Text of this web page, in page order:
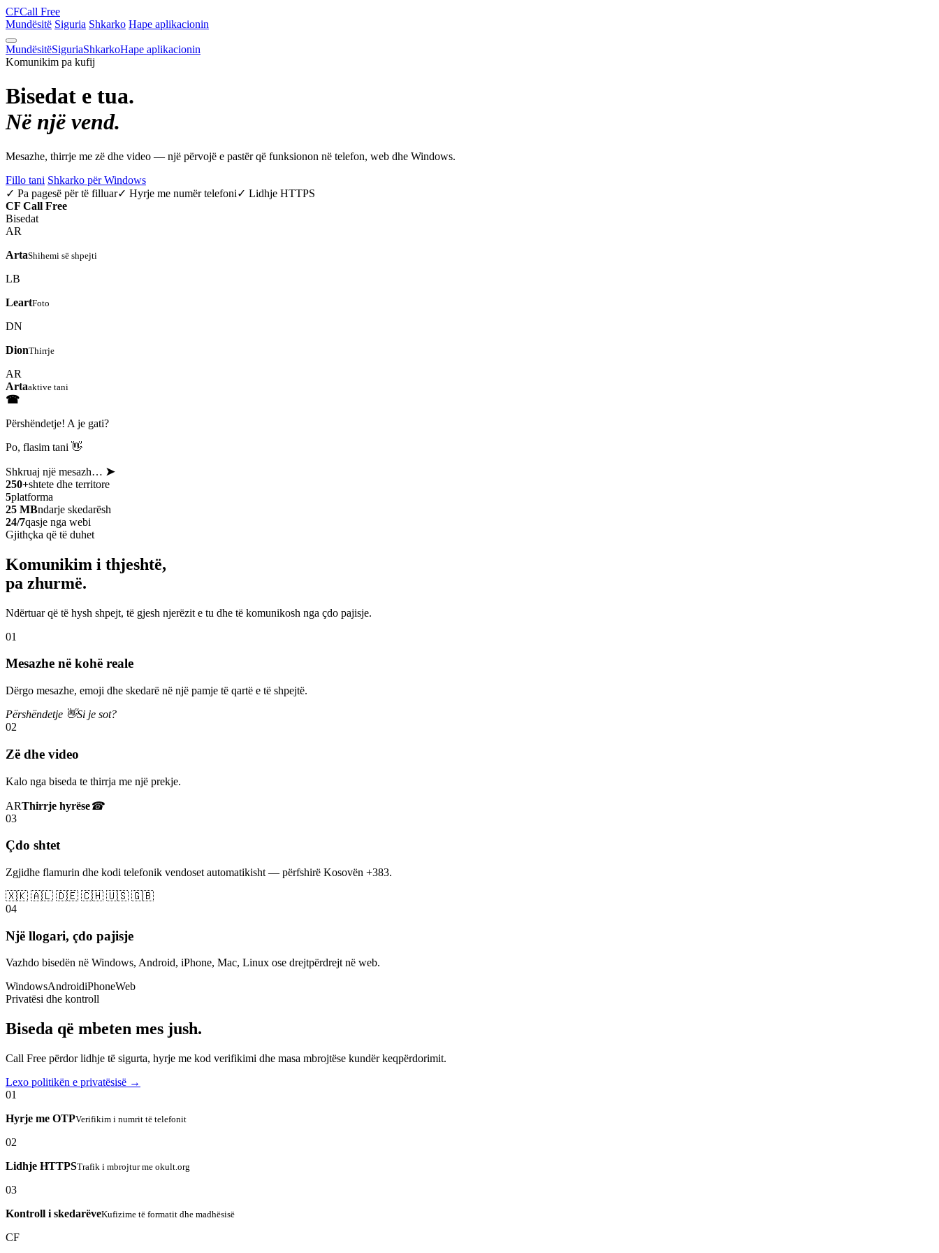
CFCall Free
Mundësitë Siguria Shkarko Hape aplikacionin
MundësitëSiguriaShkarkoHape aplikacionin
Komunikim pa kufij
Bisedat e tua.
Në një vend.
Mesazhe, thirrje me zë dhe video — një përvojë e pastër që funksionon në telefon, web dhe Windows.
Fillo tani Shkarko për Windows
✓ Pa pagesë për të filluar✓ Hyrje me numër telefoni✓ Lidhje HTTPS
CF Call Free
Bisedat
AR
ArtaShihemi së shpejti
LB
LeartFoto
DN
DionThirrje
AR
Artaaktive tani
☎
Përshëndetje! A je gati?
Po, flasim tani 👋
Shkruaj një mesazh… ➤
250+shtete dhe territore
5platforma
25 MBndarje skedarësh
24/7qasje nga webi
Gjithçka që të duhet
Komunikim i thjeshtë,
pa zhurmë.
Ndërtuar që të hysh shpejt, të gjesh njerëzit e tu dhe të komunikosh nga çdo pajisje.
01
Mesazhe në kohë reale
Dërgo mesazhe, emoji dhe skedarë në një pamje të qartë e të shpejtë.
Përshëndetje 👋Si je sot?
02
Zë dhe video
Kalo nga biseda te thirrja me një prekje.
ARThirrje hyrëse☎
03
Çdo shtet
Zgjidhe flamurin dhe kodi telefonik vendoset automatikisht — përfshirë Kosovën +383.
🇽🇰 🇦🇱 🇩🇪 🇨🇭 🇺🇸 🇬🇧
04
Një llogari, çdo pajisje
Vazhdo bisedën në Windows, Android, iPhone, Mac, Linux ose drejtpërdrejt në web.
WindowsAndroidiPhoneWeb
Privatësi dhe kontroll
Biseda që mbeten mes jush.
Call Free përdor lidhje të sigurta, hyrje me kod verifikimi dhe masa mbrojtëse kundër keqpërdorimit.
Lexo politikën e privatësisë →
01
Hyrje me OTPVerifikim i numrit të telefonit
02
Lidhje HTTPSTrafik i mbrojtur me okult.org
03
Kontroll i skedarëveKufizime të formatit dhe madhësisë
CF